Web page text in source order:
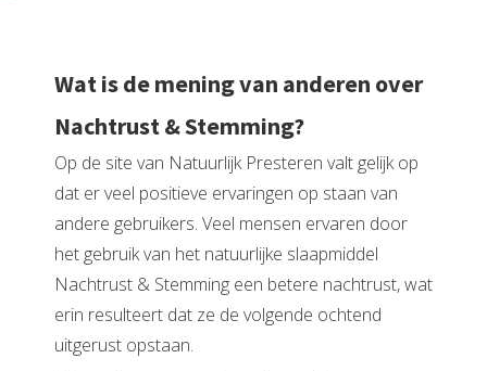
Wat is de mening van anderen over
Nachtrust & Stemming?
Op de site van Natuurlijk Presteren valt gelijk op
dat er veel positieve ervaringen op staan van
andere gebruikers. Veel mensen ervaren door
het gebruik van het natuurlijke slaapmiddel
Nachtrust & Stemming een betere nachtrust, wat
erin resulteert dat ze de volgende ochtend
uitgerust opstaan.